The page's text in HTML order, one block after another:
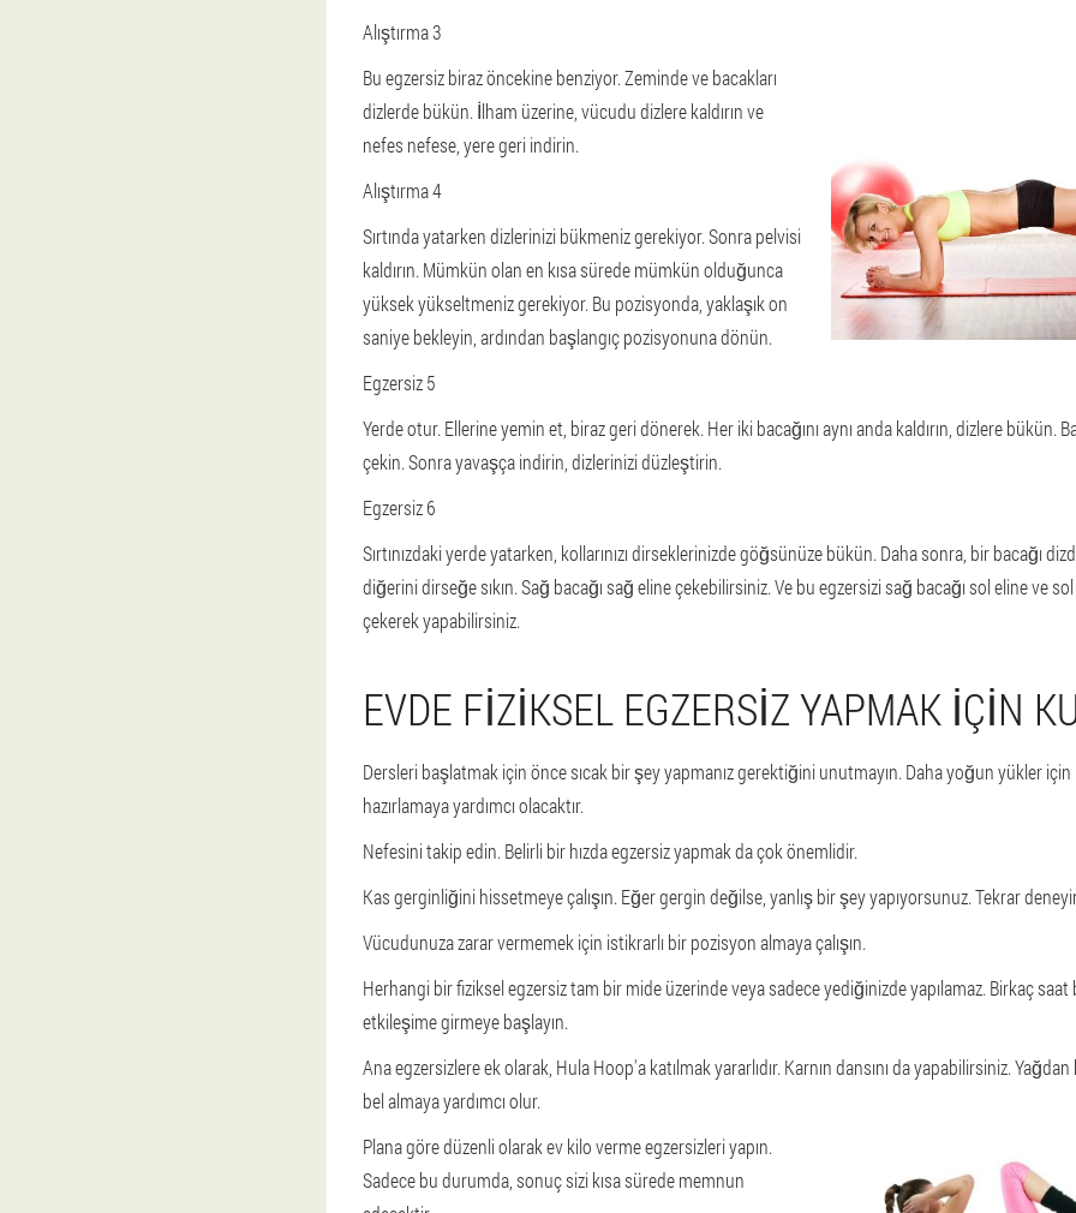
Alıştırma 3
Bu egzersiz biraz öncekine benziyor. Zeminde ve bacakları
dizlerde bükün. İlham üzerine, vücudu dizlere kaldırın ve
nefes nefese, yere geri indirin.
Alıştırma 4
Sırtında yatarken dizlerinizi bükmeniz gerekiyor. Sonra pelvisi
kaldırın. Mümkün olan en kısa sürede mümkün olduğunca
yüksek yükseltmeniz gerekiyor. Bu pozisyonda, yaklaşık on
saniye bekleyin, ardından başlangıç pozisyonuna dönün.
Egzersiz 5
Yerde otur. Ellerine yemin et, biraz geri dönerek. Her iki bacağını aynı anda kaldırın, dizlere bükün.
çekin. Sonra yavaşça indirin, dizlerinizi düzleştirin.
Egzersiz 6
Sırtınızdaki yerde yatarken, kollarınızı dirseklerinizde göğsünüze bükün. Daha sonra, bir bacağı
diğerini dirseğe sıkın. Sağ bacağı sağ eline çekebilirsiniz. Ve bu egzersizi sağ bacağı sol eline ve
çekerek yapabilirsiniz.
EVDE FIZIKSEL EGZERSIZ YAPMAK IÇIN
Dersleri başlatmak için önce sıcak bir şey yapmanız gerektiğini unutmayın. Daha yoğun yükler için
hazırlamaya yardımcı olacaktır.
Nefesini takip edin. Belirli bir hızda egzersiz yapmak da çok önemlidir.
Kas gerginliğini hissetmeye çalışın. Eğer gergin değilse, yanlış bir şey yapıyorsunuz. Tekrar
Vücudunuza zarar vermemek için istikrarlı bir pozisyon almaya çalışın.
Herhangi bir fiziksel egzersiz tam bir mide üzerinde veya sadece yediğinizde yapılamaz. Birkaç
etkileşime girmeye başlayın.
Ana egzersizlere ek olarak, Hula Hoop'a katılmak yararlıdır. Karnın dansını da yapabilirsiniz.
bel almaya yardımcı olur.
Plana göre düzenli olarak ev kilo verme egzersizleri yapın.
Sadece bu durumda, sonuç sizi kısa sürede memnun